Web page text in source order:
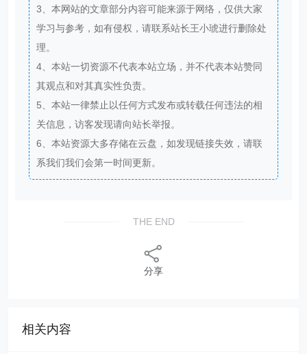
3、本网站的文章部分内容可能来源于网络，仅供大家
学习与参考，如有侵权，请联系站长王小琥进行删除处
理。
4、本站一切资源不代表本站立场，并不代表本站赞同
其观点和对其真实性负责。
5、本站一律禁止以任何方式发布或转载任何违法的相
关信息，访客发现请向站长举报。
6、本站资源大多存储在云盘，如发现链接失效，请联
系我们我们会第一时间更新。
THE END
分享
相关内容